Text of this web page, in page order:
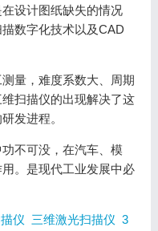
设计图纸缺失的情况
数字化技术以及CAD
量，难度系数大、周期
扫描仪的出现解决了这
发进程。
不可没，在汽车、模
。是现代工业发展中必
仪 三维激光扫描仪 3